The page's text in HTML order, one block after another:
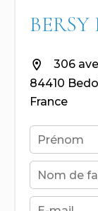
306
84410
France